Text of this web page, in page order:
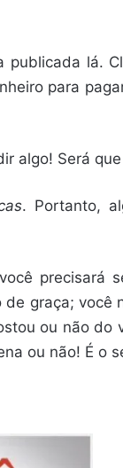
lá.
para
algo! Será
. Portanto,
precisará
graça; você
ou não do
ou não! É o